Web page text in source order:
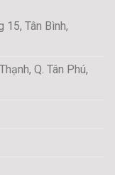
Tân Bình,
Q. Tân Phú,